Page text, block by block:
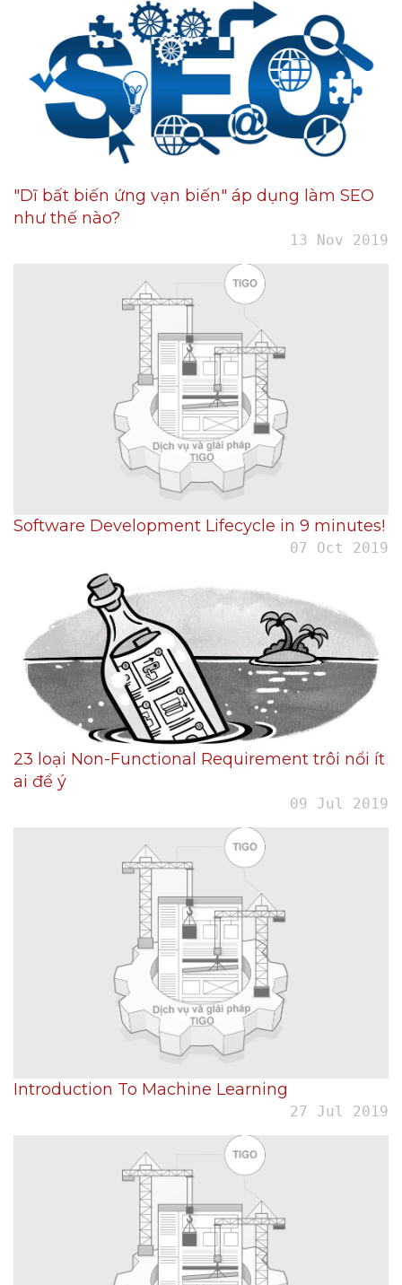
"Dĩ bất biến ứng vạn biến" áp dụng làm SEO
như thế nào?
13 Nov 2019
Software Development Lifecycle in 9 minutes!
07 Oct 2019
23 loại Non-Functional Requirement trôi nổi ít
ai để ý
09 Jul 2019
Introduction To Machine Learning
27 Jul 2019